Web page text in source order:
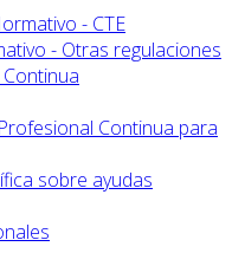
- CTE
- Otras regulaciones
Continua para
sobre ayudas